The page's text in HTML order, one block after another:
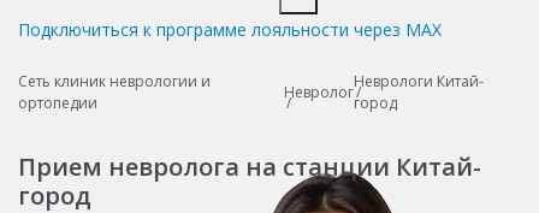
Подключиться к программе лояльности через MAX
Сеть клиник неврологии и
ортопедии
Невролог
Неврологи Китай-
город
Прием невролога на станции Китай-
город